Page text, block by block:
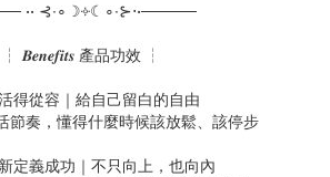
•• ⊰∙∘☽༓☾∘∙⊱⋅•─────
┆ 𝑩𝒆𝒏𝒆𝒇𝒊𝒕𝒔 產品功效 ┆
得從容｜給自己留白的自由
節奏，懂得什麼時候該放鬆、該停步
定義成功｜不只向上，也向內